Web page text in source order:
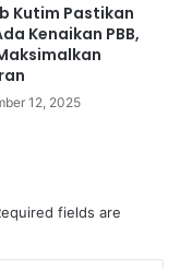
Kutim Pastikan
Kenaikan PBB,
12, 2025
fields are